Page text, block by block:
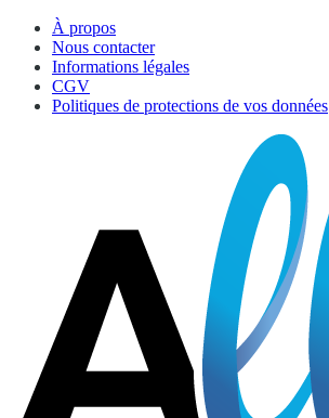
À propos
Nous contacter
Informations légales
CGV
Politiques de protections de vos données